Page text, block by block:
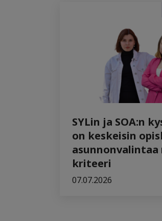
SYLin ja SOA:n
on keskeisin
kriteeri
07.07.2026